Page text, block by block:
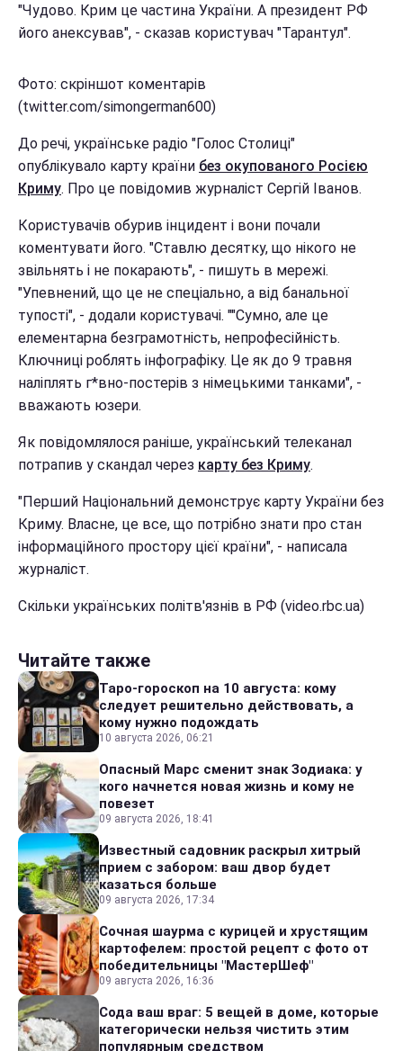
"Чудово. Крим це частина України. А президент РФ
його анексував", - сказав користувач "Тарантул".
Фото: скріншот коментарів
(twitter.com/simongerman600)
До речі, українське радіо "Голос Столиці"
опублікувало карту країни без окупованого Росією
Криму. Про це повідомив журналіст Сергій Іванов.
Користувачів обурив інцидент і вони почали
коментувати його. "Ставлю десятку, що нікого не
звільнять і не покарають", - пишуть в мережі.
"Упевнений, що це не спеціально, а від банальної
тупості", - додали користувачі. ""Сумно, але це
елементарна безграмотність, непрофесійність.
Ключниці роблять інфографіку. Це як до 9 травня
наліплять г*вно-постерів з німецькими танками", -
вважають юзери.
Як повідомлялося раніше, український телеканал
потрапив у скандал через карту без Криму.
"Перший Національний демонструє карту України без
Криму. Власне, це все, що потрібно знати про стан
інформаційного простору цієї країни", - написала
журналіст.
Скільки українських політв'язнів в РФ (video.rbc.ua)
Читайте также
Таро-гороскоп на 10 августа: кому
следует решительно действовать, а
кому нужно подождать
10 августа 2026, 06:21
Опасный Марс сменит знак Зодиака: у
кого начнется новая жизнь и кому не
повезет
09 августа 2026, 18:41
Известный садовник раскрыл хитрый
прием с забором: ваш двор будет
казаться больше
09 августа 2026, 17:34
Сочная шаурма с курицей и хрустящим
картофелем: простой рецепт с фото от
победительницы "МастерШеф"
09 августа 2026, 16:36
Сода ваш враг: 5 вещей в доме, которые
категорически нельзя чистить этим
популярным средством